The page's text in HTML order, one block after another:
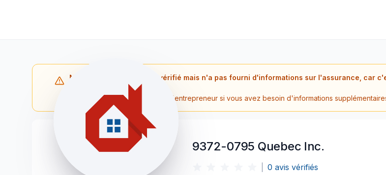
Note : L'entrepreneur est vérifié mais n'a pas fourni d'informations sur l'assurance, car
Veuillez contacter directement l'entrepreneur si vous avez besoin d'informations
9372-0795 Quebec Inc.
0 avis vérifiés